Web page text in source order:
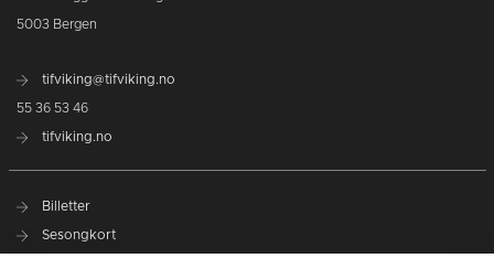
5003 Bergen
tifviking@tifviking.no
55 36 53 46
tifviking.no
Billetter
Sesongkort